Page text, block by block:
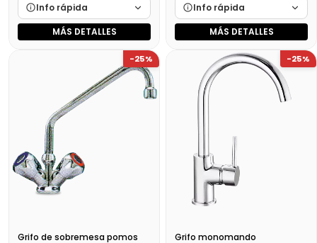
Info rápida
Marca
Cargando…
Cargando…
Cargando…
Precio final (+21%)
MÁS DETALLES
Info rápida
Marca
Cargando…
Medidas
Cargando…
Disponibilidad
Cargando…
Precio final (+21%)
136,13 €
MÁS DETALLES
-25%
Grifo de sobremesa pomos
-25%
Grifo monomando